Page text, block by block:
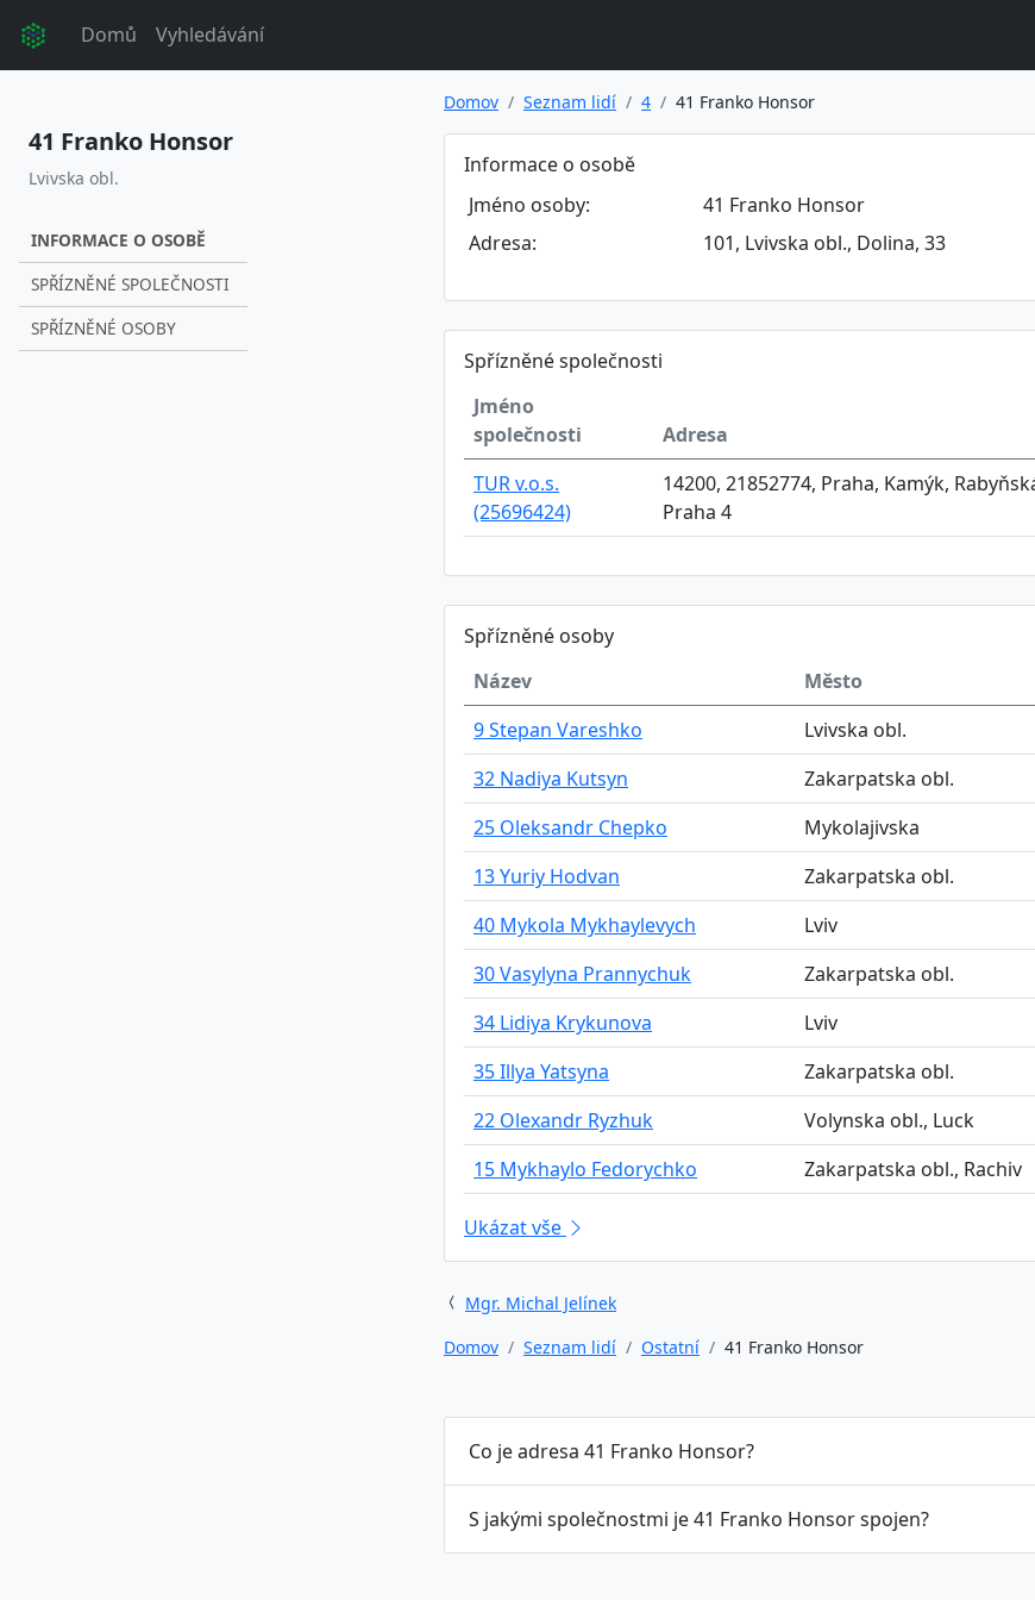
Domů Vyhledávání
41 Franko Honsor
Lvivska obl.
INFORMACE O OSOBĚ
SPŘÍZNĚNÉ SPOLEČNOSTI
SPŘÍZNĚNÉ OSOBY
Domov Seznam lidí 4 41 Franko Honsor
Informace o osobě
Jméno osoby:
41 Franko Honsor
Adresa:
101, Lvivska obl., Dolina, 33
Spřízněné společnosti
Jméno
společnosti
Adresa
TUR v.o.s.
(25696424)
14200, 21852774, Praha, Kamýk,
Praha 4
Spřízněné osoby
Název
Město
9 Stepan Vareshko
Lvivska obl.
32 Nadiya Kutsyn
Zakarpatska obl.
25 Oleksandr Chepko
Mykolajivska
13 Yuriy Hodvan
Zakarpatska obl.
40 Mykola Mykhaylevych
Lviv
30 Vasylyna Prannychuk
Zakarpatska obl.
34 Lidiya Krykunova
Lviv
35 Illya Yatsyna
Zakarpatska obl.
22 Olexandr Ryzhuk
Volynska obl., Luck
15 Mykhaylo Fedorychko
Zakarpatska obl., Rachiv
Ukázat vše
Mgr. Michal Jelínek
Domov
Seznam lidí Ostatní 41 Franko Honsor
Co je adresa 41 Franko Honsor?
S jakými společnostmi je 41 Franko Honsor spojen?